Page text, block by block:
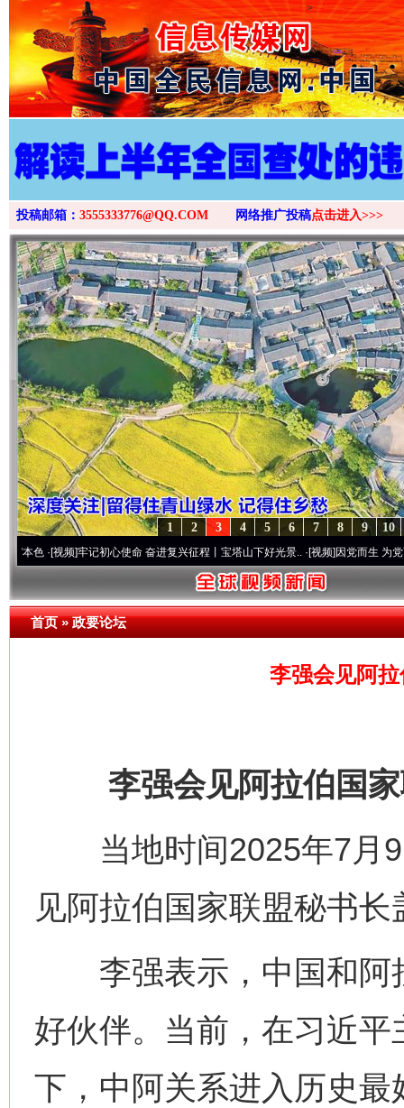
>
投稿邮箱： 3555333776@QQ.COM 网络推广投稿点击进入>>>
10
9
8
7
6
5
4
3
2
1
视频]牢记初心使命 奋进复兴征程丨宝塔山下好光景..·[视频]因党而生 为党而战——
首页»政要论坛
李强会见阿
李强会见阿拉伯国家
当地时间2025年7月9
见阿拉伯国家联盟秘书长
李强表示，中国和阿
好伙伴。当前，在习近
下，中阿关系进入历史